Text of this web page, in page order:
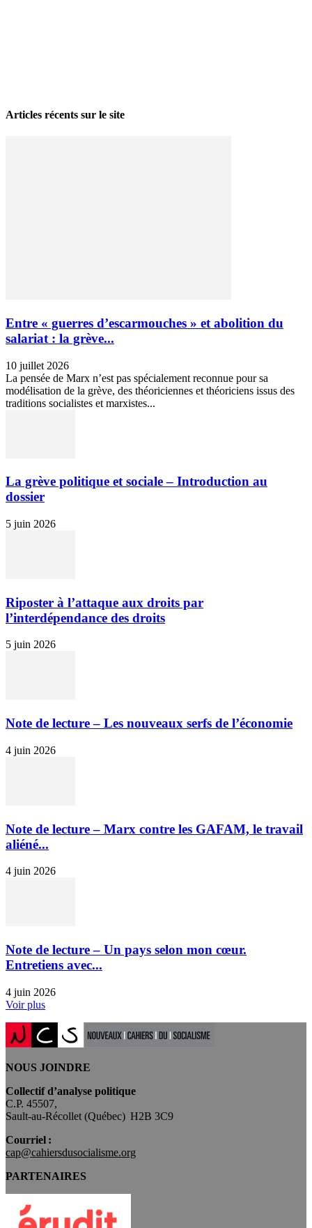
Articles récents sur le site
Entre « guerres d’escarmouches » et abolition du
salariat : la grève...
10 juillet 2026
La pensée de Marx n’est pas spécialement reconnue pour sa
modélisation de la grève, des théoriciennes et théoriciens issus des
traditions socialistes et marxistes...
La grève politique et sociale – Introduction au
dossier
5 juin 2026
Riposter à l’attaque aux droits par
l’interdépendance des droits
5 juin 2026
Note de lecture – Les nouveaux serfs de l’économie
4 juin 2026
Note de lecture – Marx contre les GAFAM, le travail
aliéné...
4 juin 2026
Note de lecture – Un pays selon mon cœur.
Entretiens avec...
4 juin 2026
Voir plus
NOUS JOINDRE
Collectif d’analyse politique
C.P. 45507,
Sault-au-Récollet (Québec) H2B 3C9
Courriel :
cap@cahiersdusocialisme.org
PARTENAIRES